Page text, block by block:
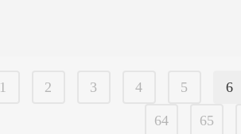
1 2 3 4 5 6
64 65